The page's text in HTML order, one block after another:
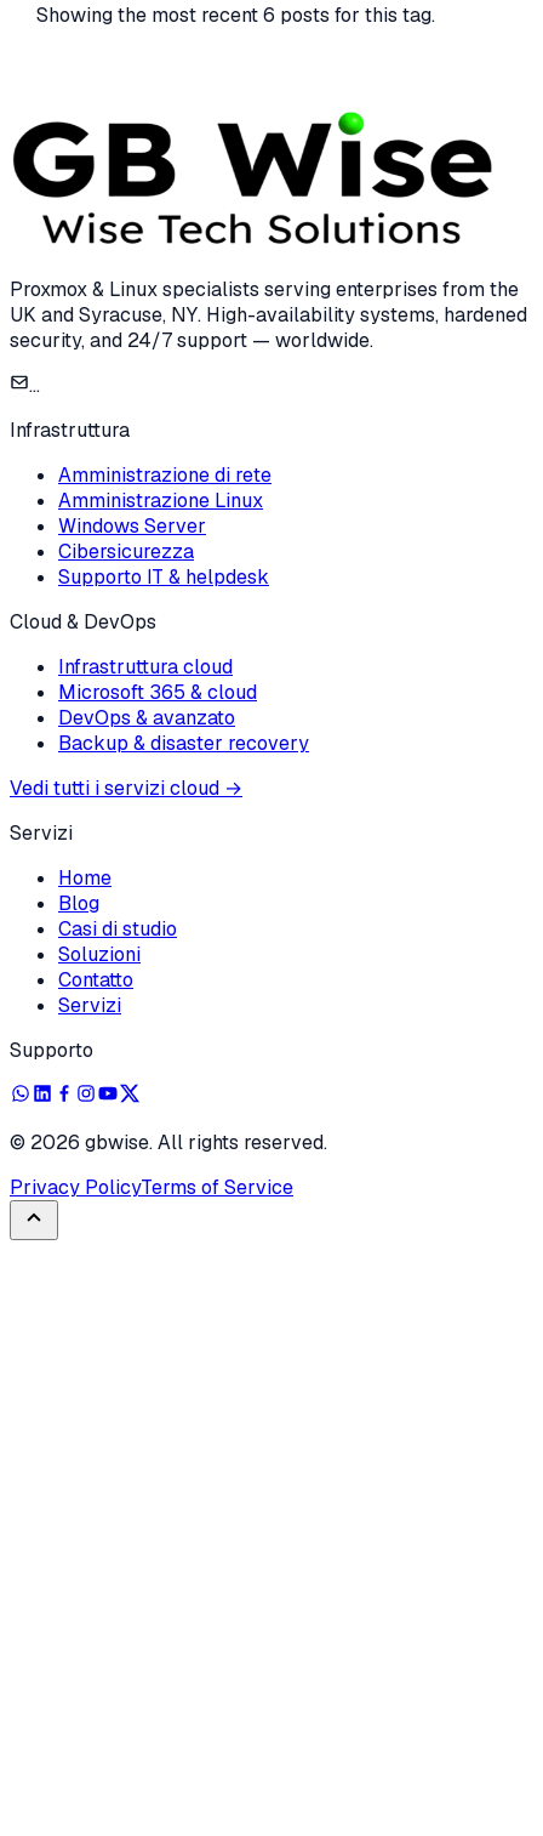
Showing the most recent6 posts for this tag.
Proxmox & Linux specialists serving enterprises from the
UK and Syracuse, NY. High-availability systems, hardened
security, and 24/7 support — worldwide.
...
Infrastruttura
Amministrazione di rete
Amministrazione Linux
Windows Server
Cibersicurezza
Supporto IT & helpdesk
Cloud & DevOps
Infrastruttura cloud
Microsoft 365 & cloud
DevOps & avanzato
Backup & disaster recovery
Vedi tutti i servizi cloud →
Servizi
Home
Blog
Casi di studio
Soluzioni
Contatto
Servizi
Supporto
© 2026 gbwise. All rights reserved.
Privacy PolicyTerms of Service